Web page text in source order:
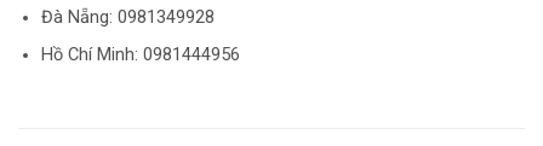
Đà Nẵng: 0981349928
Hồ Chí Minh: 0981444956